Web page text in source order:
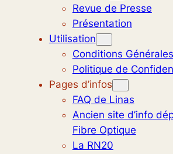
Revue de Presse
Présentation
Utilisation
Conditions
Politique de
Pages d’infos
FAQ de Linas
Ancien site d’info
Fibre Optique
La RN20